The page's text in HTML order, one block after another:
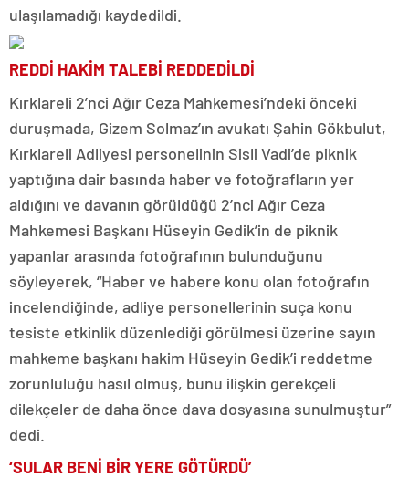
ulaşılamadığı kaydedildi.
REDDİ HAKİM TALEBİ REDDEDİLDİ
Kırklareli 2’nci Ağır Ceza Mahkemesi’ndeki önceki
duruşmada, Gizem Solmaz’ın avukatı Şahin Gökbulut,
Kırklareli Adliyesi personelinin Sisli Vadi’de piknik
yaptığına dair basında haber ve fotoğrafların yer
aldığını ve davanın görüldüğü 2’nci Ağır Ceza
Mahkemesi Başkanı Hüseyin Gedik’in de piknik
yapanlar arasında fotoğrafının bulunduğunu
söyleyerek, “Haber ve habere konu olan fotoğrafın
incelendiğinde, adliye personellerinin suça konu
tesiste etkinlik düzenlediği görülmesi üzerine sayın
mahkeme başkanı hakim Hüseyin Gedik’i reddetme
zorunluluğu hasıl olmuş, bunu ilişkin gerekçeli
dilekçeler de daha önce dava dosyasına sunulmuştur”
dedi.
‘SULAR BENİ BİR YERE GÖTÜRDÜ’